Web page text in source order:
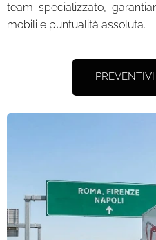
team specializzato,
mobili e puntualità assoluta.